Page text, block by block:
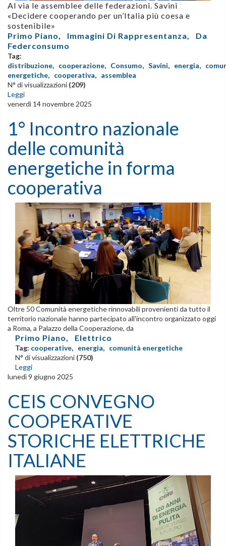
Al via le assemblee delle federazioni. Savini
«Decidere cooperando per un’Italia più coesa e
sostenibile»
Primo Piano, Immagini Di Rappresentanza, Da
Federconsumo
Tag:
distribuzione, cooperazione, Consumo, Savini, energia,
energetiche, cooperativa, assemblea
N° di visualizzazioni (209)
Leggi
venerdì 14 novembre 2025
1° Incontro nazionale
delle comunità
energetiche in forma
cooperativa
Oltre 50 Comunità energetiche rinnovabili provenienti da tutto il
territorio nazionale hanno partecipato all'incontro organizzato oggi
a Roma, a Palazzo della Cooperazione, da
Primo Piano Elettrico
Tag: cooperative, energia, comunità energetiche
N° di visualizzazioni (750)
Leggi
lunedì 9 giugno 2025
CEIS CONVEGNO
COOPERATIVE
STORICHE ELETTRICHE
ITALIANE